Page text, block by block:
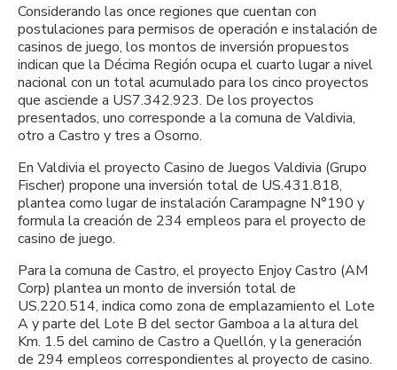
Considerando las once regiones que cuentan con
postulaciones para permisos de operación e instalación de
casinos de juego, los montos de inversión propuestos
indican que la Décima Región ocupa el cuarto lugar a nivel
nacional con un total acumulado para los cinco proyectos
que asciende a US7.342.923. De los proyectos
presentados, uno corresponde a la comuna de Valdivia,
otro a Castro y tres a Osorno.
En Valdivia el proyecto Casino de Juegos Valdivia (Grupo
Fischer) propone una inversión total de US.431.818,
plantea como lugar de instalación Carampagne N°190 y
formula la creación de 234 empleos para el proyecto de
casino de juego.
Para la comuna de Castro, el proyecto Enjoy Castro (AM
Corp) plantea un monto de inversión total de
US.220.514, indica como zona de emplazamiento el Lote
A y parte del Lote B del sector Gamboa a la altura del
Km. 1.5 del camino de Castro a Quellón, y la generación
de 294 empleos correspondientes al proyecto de casino.